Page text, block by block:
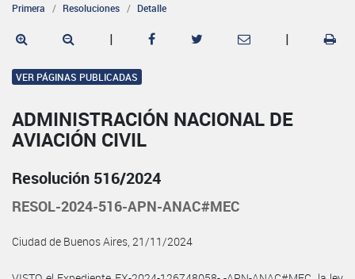
Primera Resoluciones Detalle
| |
VER PÁGINAS PUBLICADAS
ADMINISTRACIÓN NACIONAL DE
AVIACIÓN CIVIL
Resolución 516/2024
RESOL-2024-516-APN-ANAC#MEC
Ciudad de Buenos Aires, 21/11/2024